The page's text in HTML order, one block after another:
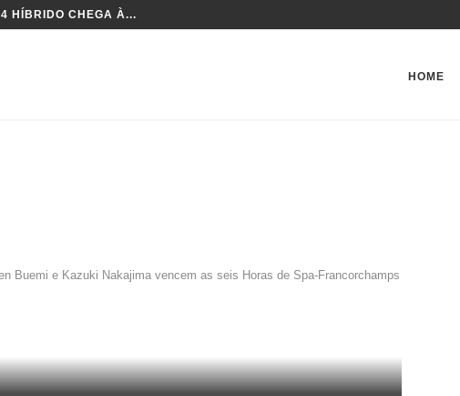
HÍBRIDO CHEGA À...
HOME
Buemi e Kazuki Nakajima vencem as seis Horas de Spa-Francorchamps